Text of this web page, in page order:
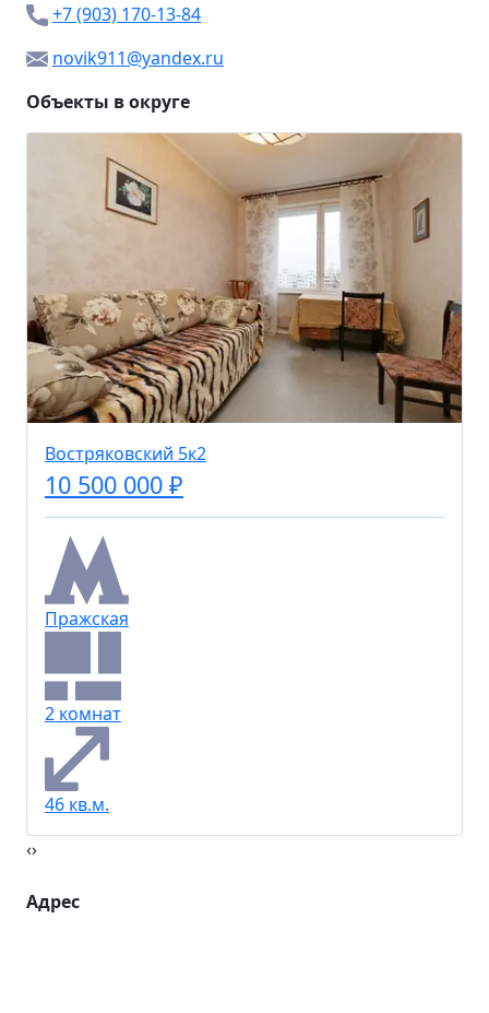
+7 (903) 170-13-84
novik911@yandex.ru
Объекты в округе
Востряковский 5к2
10 500 000 ₽
Пражская
2 комнат
46 кв.м.
‹›
Адрес